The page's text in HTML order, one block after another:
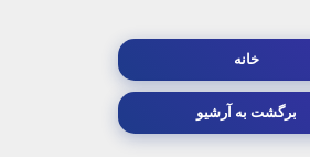
خانه
برگشت به آرشیو